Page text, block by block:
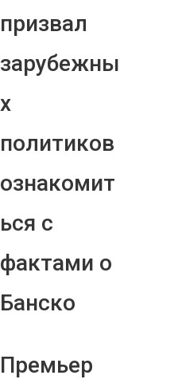
призвал
зарубежны
х
политиков
ознакомит
ься с
фактами о
Банско
Премьер